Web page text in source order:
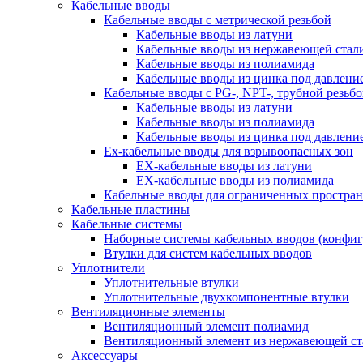
Кабельные вводы
Кабельные вводы c метрической резьбой
Кабельные вводы из латуни
Кабельные вводы из нержавеющей
Кабельные вводы из полиамида
Кабельные вводы из цинка под
Кабельные вводы c PG-, NPT-, трубной
Кабельные вводы из латуни
Кабельные вводы из полиамида
Кабельные вводы из цинка под
Ex-кабельные вводы для взрывоопасных зон
EX-кабельные вводы из латуни
EX-кабельные вводы из полиамида
Кабельные вводы для ограниченных
Кабельные пластины
Кабельные системы
Наборные системы кабельных вводов
Втулки для систем кабельных вводов
Уплотнители
Уплотнительные втулки
Уплотнительные двухкомпонентные втулки
Вентиляционные элементы
Вентиляционный элемент полиамид
Вентиляционный элемент из нержавеющей
Аксессуары